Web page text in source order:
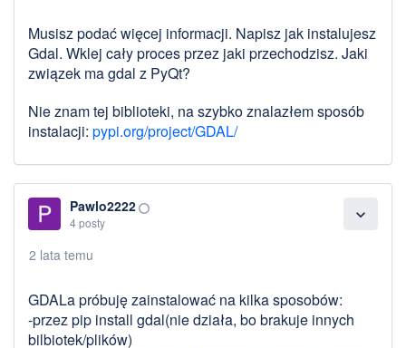
Musisz podać więcej informacji. Napisz jak instalujesz
Gdal. Wklej cały proces przez jaki przechodzisz. Jaki
związek ma gdal z PyQt?
Nie znam tej biblioteki, na szybko znalazłem sposób
instalacji: pypi.org/project/GDAL/
expand_more
Pawlo2222 panorama_fish_eye
4 posty
2 lata temu
GDALa próbuję zainstalować na kilka sposobów:
-przez pip install gdal(nie działa, bo brakuje innych
bilbiotek/plików)